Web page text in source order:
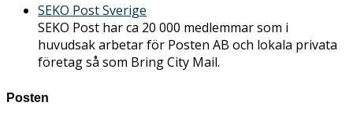
SEKO Post Sverige
SEKO Post har ca 20 000 medlemmar som i
huvudsak arbetar för Posten AB och lokala privata
företag så som Bring City Mail.
Posten